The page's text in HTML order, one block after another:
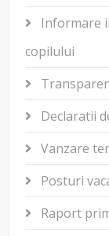
Informare
copilului
Declaratii
Vanzare
Posturi
Raport